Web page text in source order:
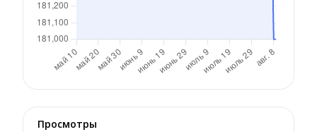
Просмотры